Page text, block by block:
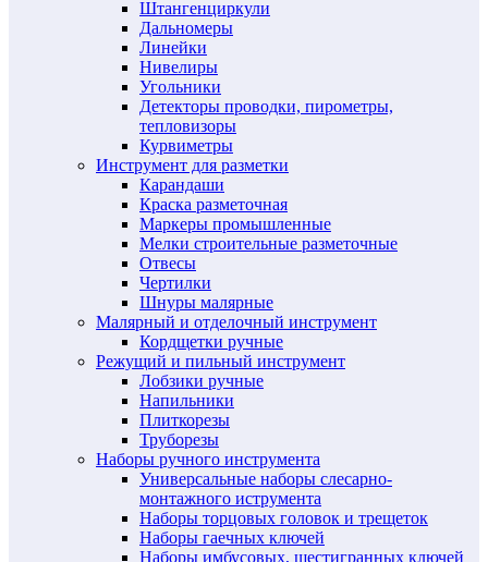
Штангенциркули
Дальномеры
Линейки
Нивелиры
Угольники
Детекторы проводки, пирометры,
тепловизоры
Курвиметры
Инструмент для разметки
Карандаши
Краска разметочная
Маркеры промышленные
Мелки строительные разметочные
Отвесы
Чертилки
Шнуры малярные
Малярный и отделочный инструмент
Кордщетки ручные
Режущий и пильный инструмент
Лобзики ручные
Напильники
Плиткорезы
Труборезы
Наборы ручного инструмента
Универсальные наборы слесарно-
монтажного иструмента
Наборы торцовых головок и трещеток
Наборы гаечных ключей
Наборы имбусовых, шестигранных ключей